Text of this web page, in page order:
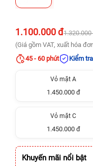
1.100.000 đ1.320.000
(Giá gồm VAT, xuất hóa
45 - 60 phút
Kiểm
Vỏ mặt A
1.450.000 đ
Vỏ mặt C
1.450.000 đ
Khuyến mãi nổi bật